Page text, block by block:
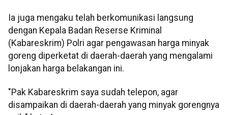
Ia juga mengaku telah berkomunikasi langsung
dengan Kepala Badan Reserse Kriminal
(Kabareskrim) Polri agar pengawasan harga minyak
goreng diperketat di daerah-daerah yang mengalami
lonjakan harga belakangan ini.
"Pak Kabareskrim saya sudah telepon, agar
disampaikan di daerah-daerah yang minyak gorengnya